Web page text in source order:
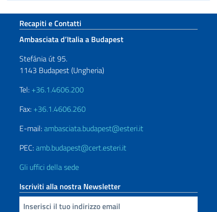
Sezione footer
Recapiti e Contatti
Ambasciata d’Italia a Budapest
Stefánia út 95.
1143 Budapest (Ungheria)
Tel: +36.1.4606.200
Fax: +36.1.4606.260
E-mail:ambasciata.budapest@esteri.it
PEC:amb.budapest@cert.esteri.it
Gli uffici della sede
Iscriviti alla nostra Newsletter
Inserisci la tua email